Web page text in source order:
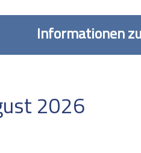
Informationen
2026